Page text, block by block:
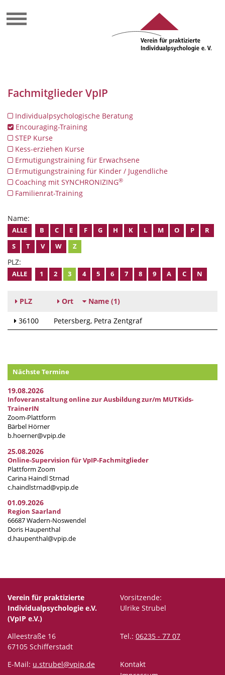
Fachmitglieder VpIP
Individualpsychologische Beratung
Encouraging-Training
STEP Kurse
Kess-erziehen Kurse
Ermutigungstraining für Erwachsene
Ermutigungstraining für Kinder / Jugendliche
Coaching mit SYNCHRONIZING®
Familienrat-Training
Name:
ALLE B C E F G H K L M O P
R
S
T V W Z
PLZ:
ALLE 1 2 3 4 5 6 7 8 9 A C N
PLZ Ort Name (1)
36100 Petersberg Petra Zentgraf
Nächste Termine
19.08.2026
Infoveranstaltung online zur Ausbildung zur/m MUTKids-
TrainerIN
Zoom-Plattform
Bärbel Hörner
b.hoerner@vpip.de
25.08.2026
Online-Supervision für VpIP-Fachmitglieder
Plattform Zoom
Carina Haindl Strnad
c.haindlstrnad@vpip.de
01.09.2026
Region Saarland
66687 Wadern-Noswendel
Doris Haupenthal
d.haupenthal@vpip.de
Verein für praktizierte
Individualpsychologie e.V.
(VpIP e.V.)
Vorsitzende:
Ulrike Strubel
Alleestraße 16
67105 Schifferstadt
Tel.: 06235 - 77 07
E-Mail: u.strubel@vpip.de
Kontakt